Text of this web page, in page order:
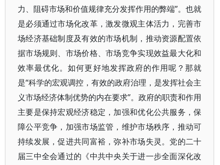
力、阻碍市场和价值规律充分发挥作用的弊端”。也就
是必须通过市场化改革，激发微观主体活力，完善市
场经济基础制度及有效的市场机制，推动资源配置依
据市场规则、市场价格、市场竞争实现效益最大化和
效率最优化。如何更好地发挥政府的作用呢？那就
是“科学的宏观调控，有效的政府治理，是发挥社会主
义市场经济体制优势的内在要求”。政府的职责和作用
主要是保持宏观经济稳定，加强和优化公共服务，保
障公平竞争，加强市场监管，维护市场秩序，推动可
持续发展，促进共同富裕，弥补市场失灵。党的二十
届三中全会通过的《中共中央关于进一步全面深化改